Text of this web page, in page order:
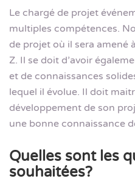
Le chargé de projet
multiples compétences.
de projet où il sera amené
Z. Il se doit d’avoir
et de connaissances
lequel il évolue. Il doit
développement de son
une bonne connaissance
Quelles sont les
souhaitées?